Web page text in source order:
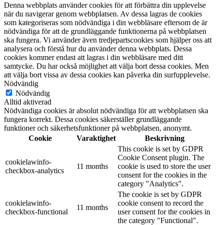
Denna webbplats använder cookies för att förbättra din upplevelse
när du navigerar genom webbplatsen. Av dessa lagras de cookies
som kategoriseras som nödvändiga i din webbläsare eftersom de är
nödvändiga för att de grundläggande funktionerna på webbplatsen
ska fungera. Vi använder även tredjepartscookies som hjälper oss att
analysera och förstå hur du använder denna webbplats. Dessa
cookies kommer endast att lagras i din webbläsare med ditt
samtycke. Du har också möjlighet att välja bort dessa cookies. Men
att välja bort vissa av dessa cookies kan påverka din surfupplevelse.
Nödvändig
Nödvändig
Alltid aktiverad
Nödvändiga cookies är absolut nödvändiga för att webbplatsen ska
fungera korrekt. Dessa cookies säkerställer grundläggande
funktioner och säkerhetsfunktioner på webbplatsen, anonymt.
Cookie
Varaktighet Beskrivning
cookielawinfo-
checkbox-analytics
11 months
This cookie is set by GDPR
Cookie Consent plugin. The
cookie is used to store the user
consent for the cookies in the
category "Analytics".
cookielawinfo-
checkbox-functional
11 months
The cookie is set by GDPR
cookie consent to record the
user consent for the cookies in
the category "Functional".